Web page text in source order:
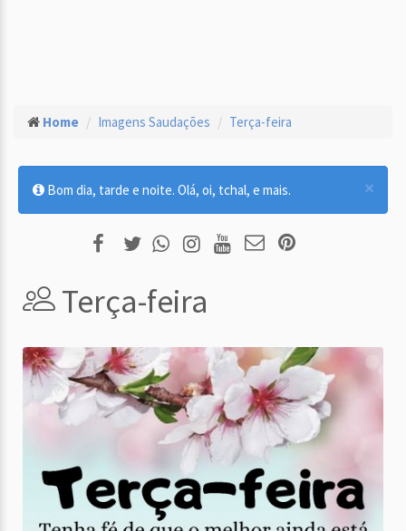
Home Imagens Saudações Terça-feira
×
Bom dia, tarde e noite. Olá, oi, tchal, e mais.
Terça-feira